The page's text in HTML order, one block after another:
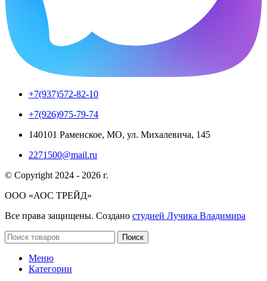
+7(937)572-82-10
+7(926)975-79-74
140101 Раменское, МО, ул. Михалевича, 145
2271500@mail.ru
© Copyright 2024 - 2026 г.
ООО «АОС ТРЕЙД»
Все права защищены. Создано студией Лучика Владимира
Поиск
Меню
Категории